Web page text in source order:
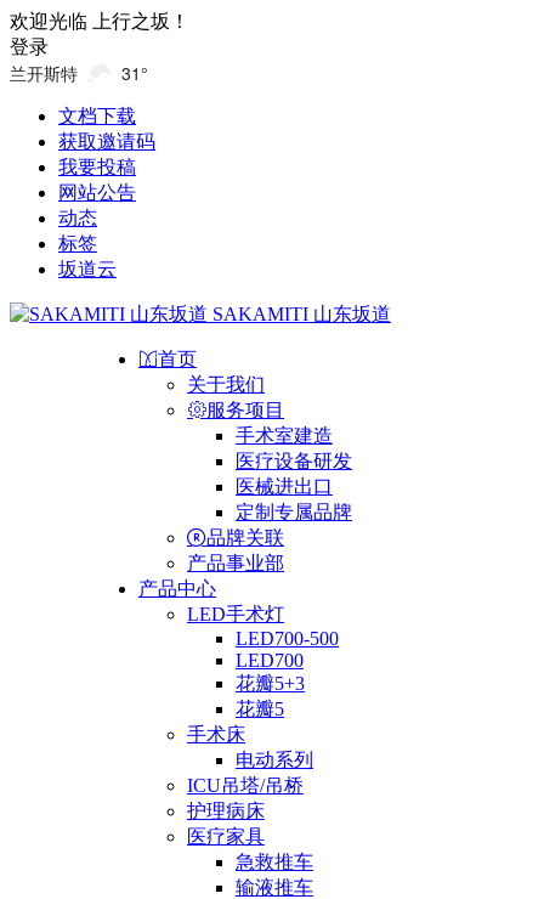
欢迎光临 上行之坂！
登录
兰开斯特 31°
文档下载
获取邀请码
我要投稿
网站公告
动态
标签
坂道云
SAKAMITI 山东坂道
首页
关于我们
服务项目
手术室建造
医疗设备研发
医械进出口
定制专属品牌
品牌关联
产品事业部
产品中心
LED手术灯
LED700-500
LED700
花瓣5+3
花瓣5
手术床
电动系列
ICU吊塔/吊桥
护理病床
医疗家具
急救推车
输液推车